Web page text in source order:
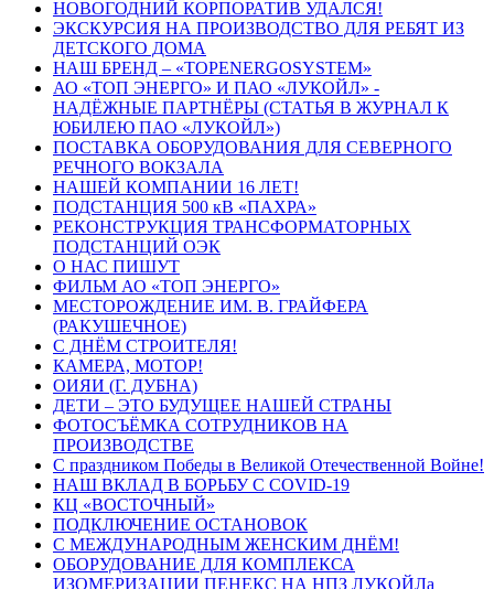
НОВОГОДНИЙ КОРПОРАТИВ УДАЛСЯ!
ЭКСКУРСИЯ НА ПРОИЗВОДСТВО ДЛЯ РЕБЯТ ИЗ
ДЕТСКОГО ДОМА
НАШ БРЕНД – «TOPENERGOSYSTEM»
АО «ТОП ЭНЕРГО» И ПАО «ЛУКОЙЛ» -
НАДЁЖНЫЕ ПАРТНЁРЫ (СТАТЬЯ В ЖУРНАЛ К
ЮБИЛЕЮ ПАО «ЛУКОЙЛ»)
ПОСТАВКА ОБОРУДОВАНИЯ ДЛЯ СЕВЕРНОГО
РЕЧНОГО ВОКЗАЛА
НАШЕЙ КОМПАНИИ 16 ЛЕТ!
ПОДСТАНЦИЯ 500 кВ «ПАХРА»
РЕКОНСТРУКЦИЯ ТРАНСФОРМАТОРНЫХ
ПОДСТАНЦИЙ ОЭК
О НАС ПИШУТ
ФИЛЬМ АО «ТОП ЭНЕРГО»
МЕСТОРОЖДЕНИЕ ИМ. В. ГРАЙФЕРА
(РАКУШЕЧНОЕ)
С ДНЁМ СТРОИТЕЛЯ!
КАМЕРА, МОТОР!
ОИЯИ (Г. ДУБНА)
ДЕТИ – ЭТО БУДУЩЕЕ НАШЕЙ СТРАНЫ
ФОТОСЪЁМКА СОТРУДНИКОВ НА
ПРОИЗВОДСТВЕ
С праздником Победы в Великой Отечественной Войне!
НАШ ВКЛАД В БОРЬБУ С COVID-19
КЦ «ВОСТОЧНЫЙ»
ПОДКЛЮЧЕНИЕ ОСТАНОВОК
С МЕЖДУНАРОДНЫМ ЖЕНСКИМ ДНЁМ!
ОБОРУДОВАНИЕ ДЛЯ КОМПЛЕКСА
ИЗОМЕРИЗАЦИИ ПЕНЕКС НА НПЗ ЛУКОЙЛа